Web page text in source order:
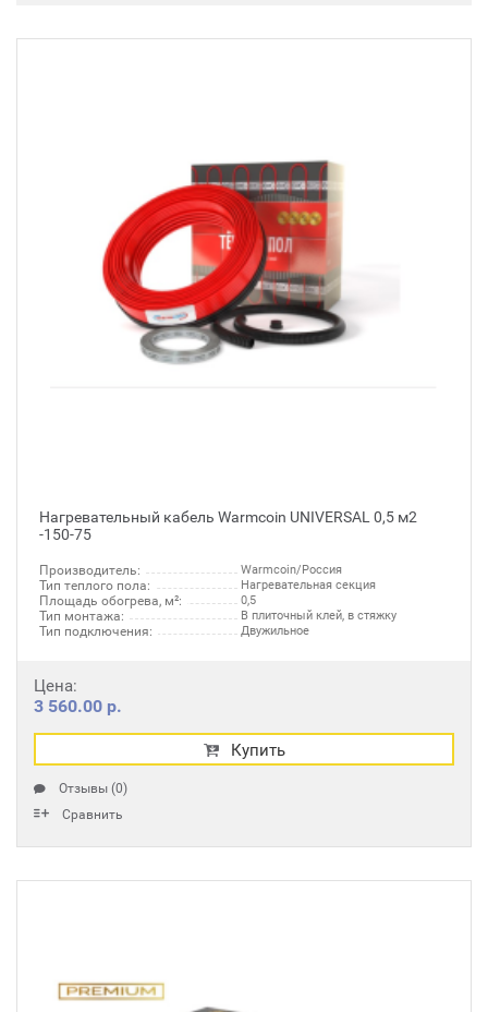
Нагревательный кабель Warmcoin UNIVERSAL 0,5 м2
-150-75
Производитель: Warmcoin/Россия
Тип теплого пола: Нагревательная секция
Площадь обогрева, м²: 0,5
Тип монтажа: В плиточный клей, в стяжку
Тип подключения: Двужильное
Цена:
3 560.00 р.
Купить
Отзывы (0)
Сравнить